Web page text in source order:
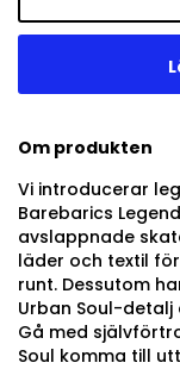
Om produkten
Vi introducerar
Barebarics
avslappnade
läder och textil
runt. Dessutom
Urban Soul-
Gå med
Soul komma till